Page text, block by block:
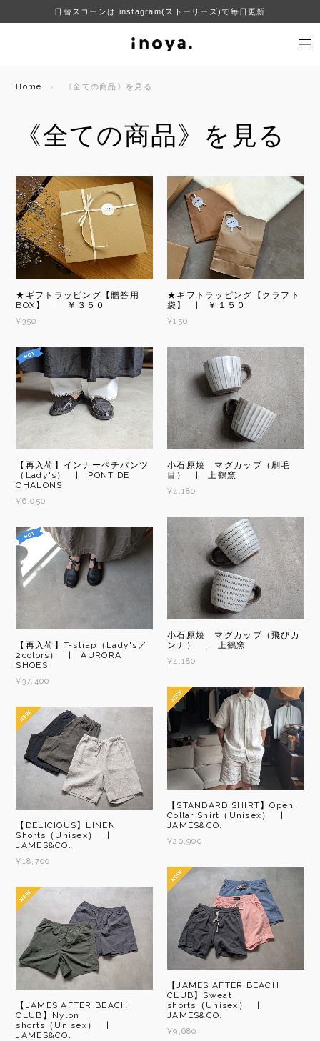
日替スコーンは instagram(ストーリーズ)で毎日更新
Home 《全ての商品》を見る
《全ての商品》を見る
★ギフトラッピング【贈答用
BOX】 | ￥３５０
¥350
★ギフトラッピング【クラフト
袋】 | ￥１５０
¥150
【再入荷】インナーペチパンツ
（Lady's） | PONT DE
CHALONS
¥6,050
小石原焼 マグカップ（刷毛
目） | 上鶴窯
¥4,180
小石原焼 マグカップ（飛びカ
ンナ） | 上鶴窯
¥4,180
【再入荷】T-strap（Lady's／
2colors） | AURORA
SHOES
¥37,400
【STANDARD SHIRT】Open
Collar Shirt（Unisex） |
JAMES&CO.
¥20,900
【DELICIOUS】LINEN
Shorts（Unisex） |
JAMES&CO.
¥18,700
【JAMES AFTER BEACH
CLUB】Sweat
shorts（Unisex） |
JAMES&CO.
¥9,680
【JAMES AFTER BEACH
CLUB】Nylon
shorts（Unisex） |
JAMES&CO.